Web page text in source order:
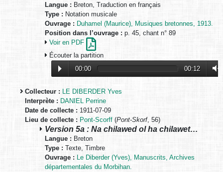
Langue : Breton, Traduction en français
Type : Notation musicale
Ouvrage : Duhamel (Maurice), Musiques bretonnes, 1913.
Position dans l’ouvrage : p. 45, chant n° 89
Voir en PDF
Écouter la partition
00:00
00:12
Collecteur : LE DIBERDER Yves
Interprète : DANIEL Perrine
Date de collecte : 1911-07-09
Lieu de collecte : Pont-Scorff (Pont-Skorf, 56)
Version 5a : Na chilawed ol ha chilawet…
Langue : Breton
Type : Texte, Timbre
Ouvrage : Le Diberder (Yves), Manuscrits, Archives
départementales du Morbihan.